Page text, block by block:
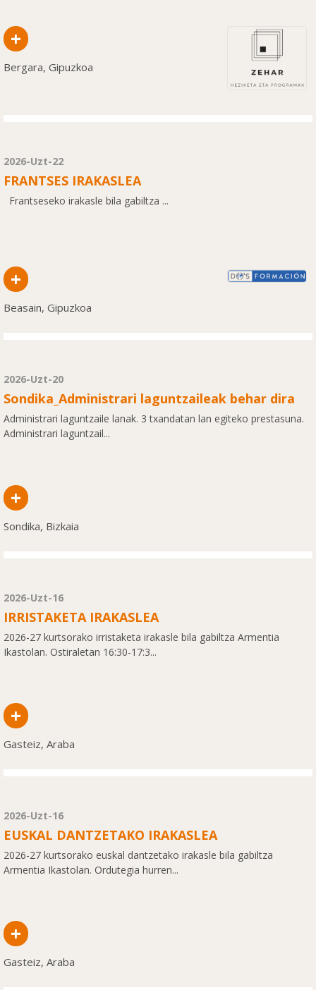
+
Bergara, Gipuzkoa
2026-Uzt-22
FRANTSES IRAKASLEA
Frantseseko irakasle bila gabiltza ...
+
Beasain, Gipuzkoa
2026-Uzt-20
Sondika_Administrari laguntzaileak behar dira
Administrari laguntzaile lanak. 3 txandatan lan egiteko prestasuna.
Administrari laguntzail...
+
Sondika, Bizkaia
2026-Uzt-16
IRRISTAKETA IRAKASLEA
2026-27 kurtsorako irristaketa irakasle bila gabiltza Armentia
Ikastolan. Ostiraletan 16:30-17:3...
+
Gasteiz, Araba
2026-Uzt-16
EUSKAL DANTZETAKO IRAKASLEA
2026-27 kurtsorako euskal dantzetako irakasle bila gabiltza
Armentia Ikastolan. Ordutegia hurren...
+
Gasteiz, Araba